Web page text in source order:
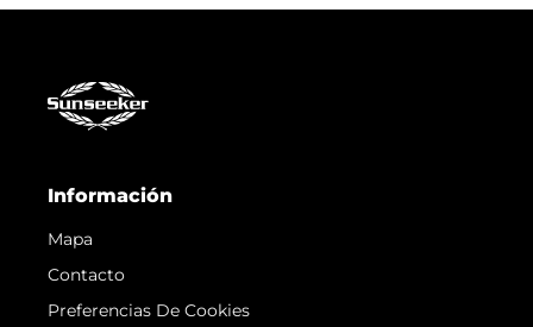
Información
Mapa
Contacto
Preferencias De Cookies